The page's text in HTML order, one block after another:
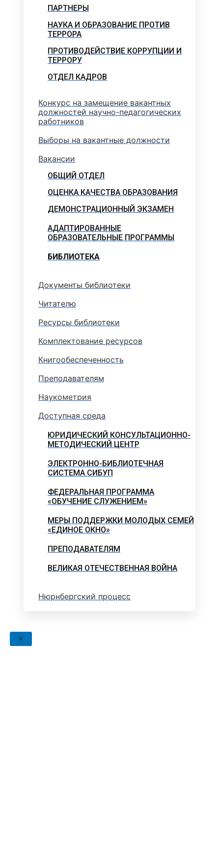
ПАРТНЕРЫ
НАУКА И ОБРАЗОВАНИЕ ПРОТИВ
ТЕРРОРА
ПРОТИВОДЕЙСТВИЕ КОРРУПЦИИ И
ТЕРРОРУ
ОТДЕЛ КАДРОВ
Конкурс на замещение вакантных
должностей научно-педагогических
работников
Выборы на вакантные должности
Вакансии
ОБЩИЙ ОТДЕЛ
ОЦЕНКА КАЧЕСТВА ОБРАЗОВАНИЯ
ДЕМОНСТРАЦИОННЫЙ ЭКЗАМЕН
АДАПТИРОВАННЫЕ
ОБРАЗОВАТЕЛЬНЫЕ ПРОГРАММЫ
БИБЛИОТЕКА
Документы библиотеки
Читателю
Ресурсы библиотеки
Комплектование ресурсов
Книгообеспеченность
Преподавателям
Наукометрия
Доступная среда
ЮРИДИЧЕСКИЙ КОНСУЛЬТАЦИОННО-
МЕТОДИЧЕСКИЙ ЦЕНТР
ЭЛЕКТРОННО-БИБЛИОТЕЧНАЯ
СИСТЕМА СИБУП
ФЕДЕРАЛЬНАЯ ПРОГРАММА
«ОБУЧЕНИЕ СЛУЖЕНИЕМ»
МЕРЫ ПОДДЕРЖКИ МОЛОДЫХ СЕМЕЙ
«ЕДИНОЕ ОКНО»
ПРЕПОДАВАТЕЛЯМ
ВЕЛИКАЯ ОТЕЧЕСТВЕННАЯ ВОЙНА
Нюрнбергский процесс
X